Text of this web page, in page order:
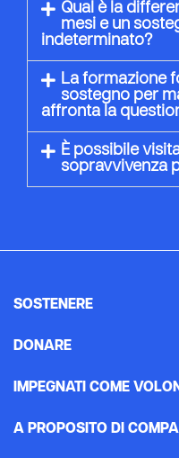
Qual è la
mesi e un
indeterminato?
La formazione
sostegno per
affronta la
È possibile
sopravvivenza
SOSTENERE
DONARE
IMPEGNATI COME
A PROPOSITO DI